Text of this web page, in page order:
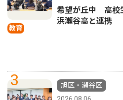
教育
希望が丘中 高校
浜瀬谷高と連携
3
旭区・瀬谷区